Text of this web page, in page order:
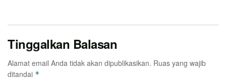
Tinggalkan Balasan
Alamat email Anda tidak akan dipublikasikan. Ruas yang wajib
ditandai *